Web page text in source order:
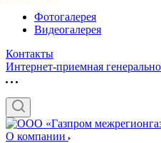
Фотогалерея
Видеогалерея
Контакты
Интернет-приемная
О компании